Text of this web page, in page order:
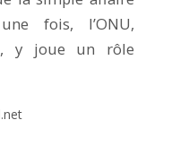
fois, l’ONU,
y joue un rôle